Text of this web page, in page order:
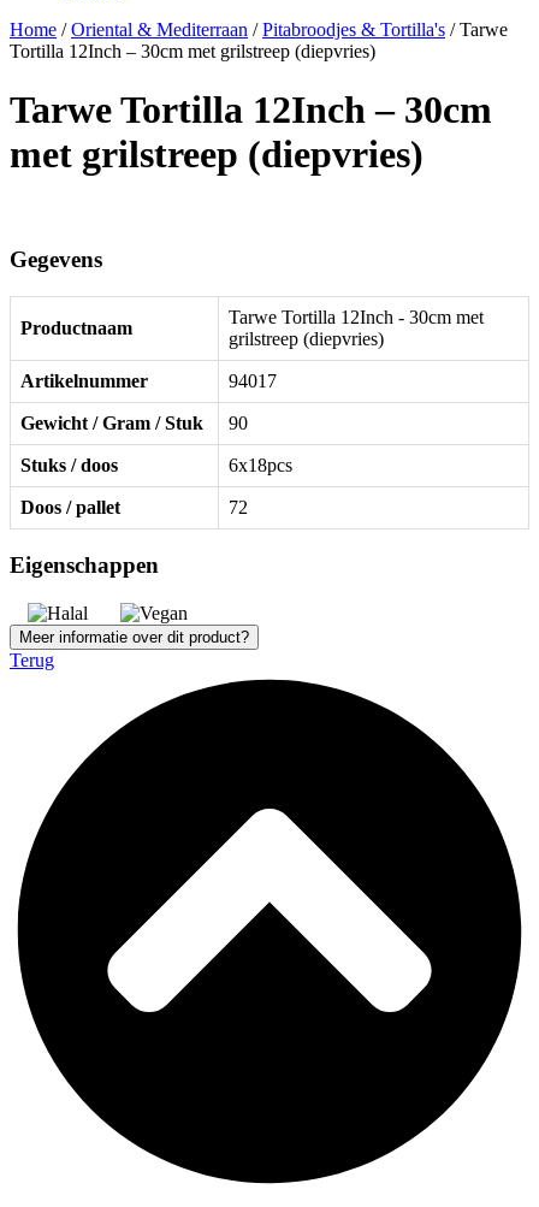
Home /Oriental & Mediterraan /Pitabroodjes & Tortilla's / Tarwe
Tortilla 12Inch – 30cm met grilstreep (diepvries)
Tarwe Tortilla 12Inch – 30cm
met grilstreep (diepvries)
Gegevens
Productnaam
Tarwe Tortilla 12Inch - 30cm met
grilstreep (diepvries)
Artikelnummer 94017
Gewicht / Gram / Stuk 90
Stuks / doos 6x18pcs
Doos / pallet 72
Eigenschappen
Meer informatie over dit product?
Terug